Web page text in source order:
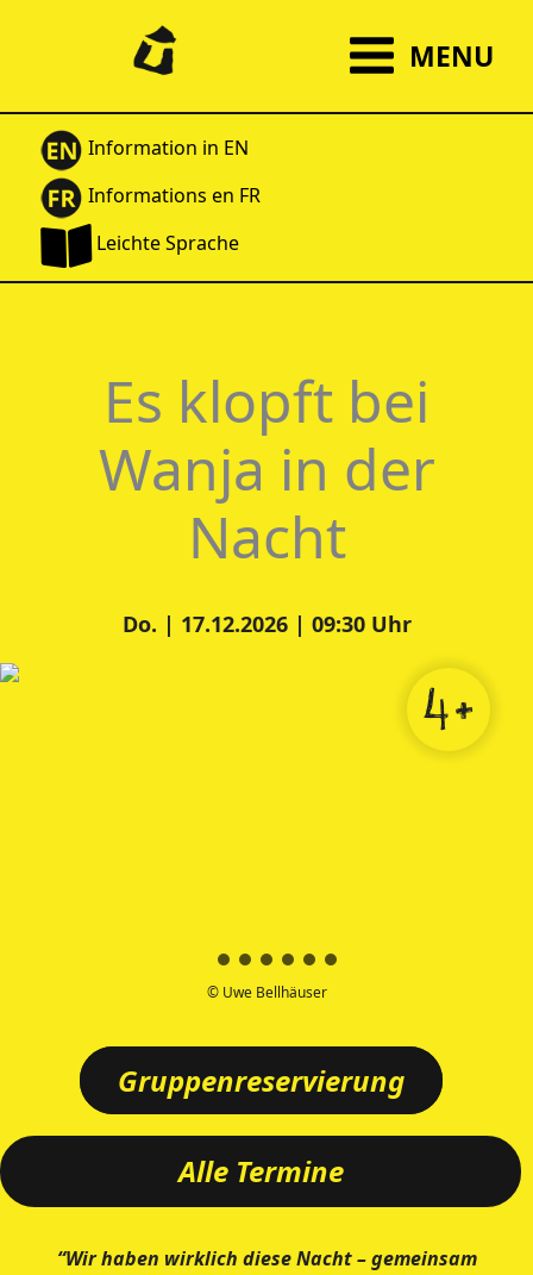
MENU
Information in EN
Informations en FR
Leichte Sprache
Es klopft bei
Wanja in der
Nacht
Do. | 17.12.2026 | 09:30 Uhr
Gruppenreservierung
Alle Termine
“Wir haben wirklich diese Nacht – gemeinsam
© Uwe Bellhäuser
4+